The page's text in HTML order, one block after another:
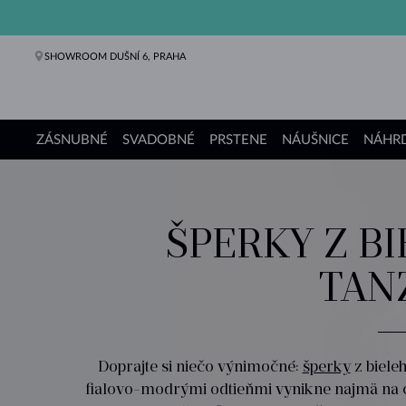
SHOWROOM DUŠNÍ 6, PRAHA
ZÁSNUBNÉ SVADOBNÉ PRSTENE NÁUŠNICE
ŠPERKY Z
Doprajte si niečo výnimočné: šperkyz
fialovo-modrými odtieňmi vynikne najmä na